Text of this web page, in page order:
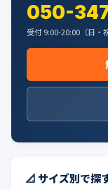
050-
受付 9:00-20:00（日・
📐 サイズ別で探